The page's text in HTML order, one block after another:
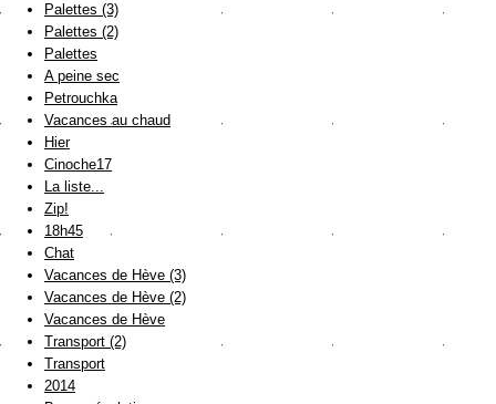
Palettes (3)
Palettes (2)
Palettes
A peine sec
Petrouchka
Vacances au chaud
Hier
Cinoche17
La liste...
Zip!
18h45
Chat
Vacances de Hève (3)
Vacances de Hève (2)
Vacances de Hève
Transport (2)
Transport
2014